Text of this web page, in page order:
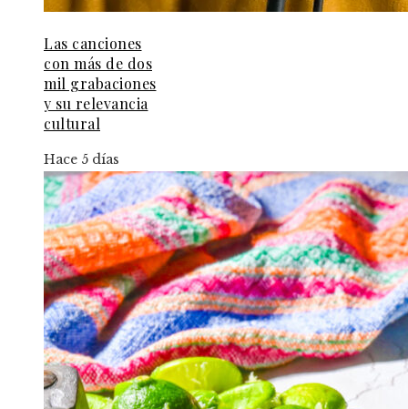
Las canciones
con más de dos
mil grabaciones
y su relevancia
cultural
Hace 5 días